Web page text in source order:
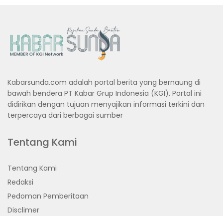
Kabarsunda.com adalah portal berita yang bernaung di
bawah bendera PT Kabar Grup Indonesia (KGI). Portal ini
didirikan dengan tujuan menyajikan informasi terkini dan
terpercaya dari berbagai sumber
Tentang Kami
Tentang Kami
Redaksi
Pedoman Pemberitaan
Disclimer